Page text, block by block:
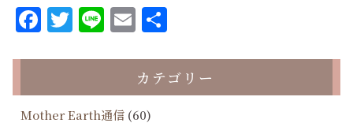
Facebook
Twitter
LineEmail
カテゴリー
Mother Earth通信 (60)